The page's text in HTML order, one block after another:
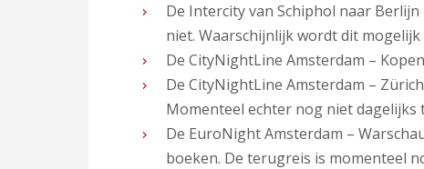
De Intercity van Schiphol naar
niet. Waarschijnlijk wordt dit
De CityNightLine Amsterdam –
De CityNightLine Amsterdam –
Momenteel echter nog niet dagelijks
De EuroNight Amsterdam –
boeken. De terugreis is momenteel